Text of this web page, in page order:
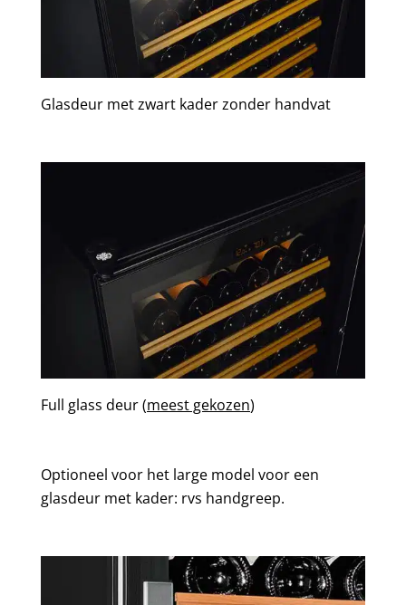
Glasdeur met zwart kader zonder handvat
Full glass deur (meest gekozen)
Optioneel voor het large model voor een
glasdeur met kader: rvs handgreep.